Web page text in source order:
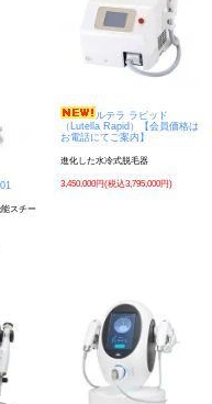
スチー
ルテラ ラピッド
（Lutella Rapid）【会員価格は
お電話にてご案内】
進化した水冷式脱毛器
3,450,000円(税込3,795,000円)